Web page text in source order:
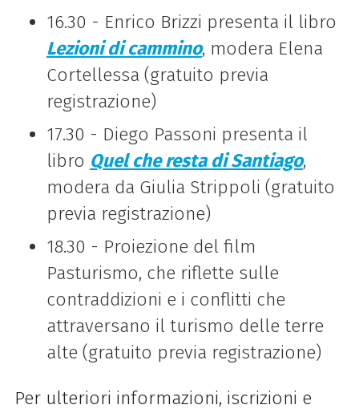
16.30 - Enrico Brizzi presenta il libro
Lezioni di cammino, modera Elena
Cortellessa (gratuito previa
registrazione)
17.30 - Diego Passoni presenta il
libro Quel che resta di Santiago,
modera da Giulia Strippoli (gratuito
previa registrazione)
18.30 - Proiezione del film
Pasturismo, che riflette sulle
contraddizioni e i conflitti che
attraversano il turismo delle terre
alte (gratuito previa registrazione)
Per ulteriori informazioni, iscrizioni e